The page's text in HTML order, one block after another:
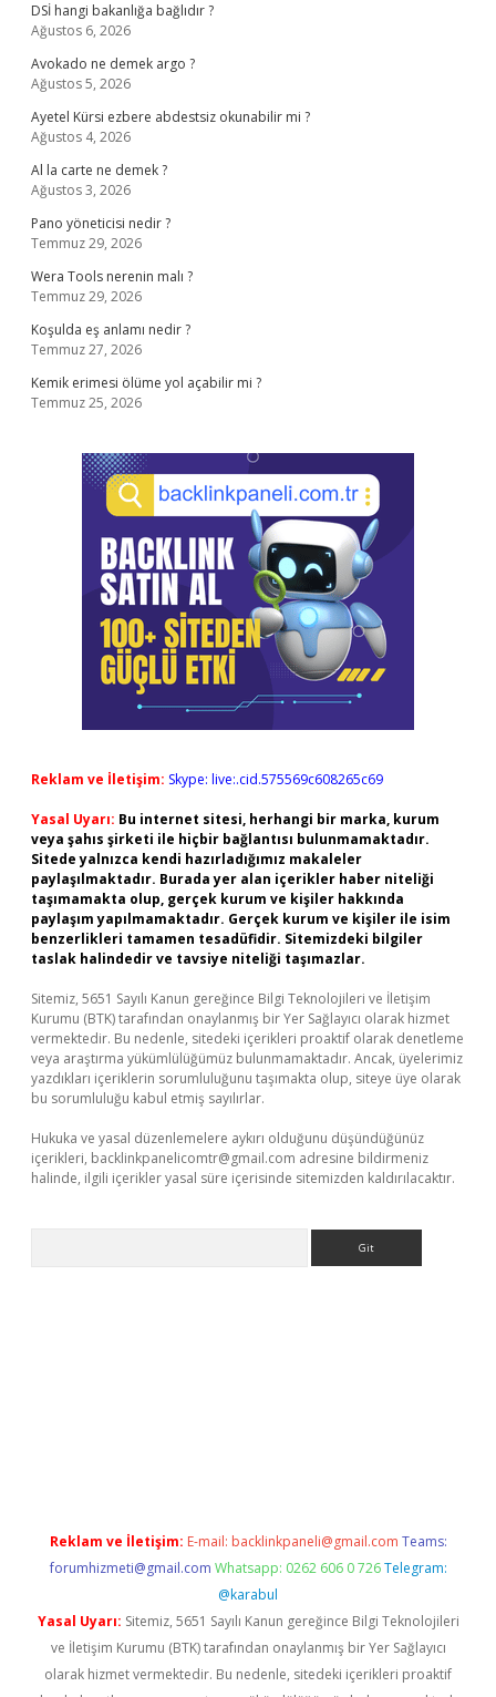
DSİ hangi bakanlığa bağlıdır ?
Ağustos 6, 2026
Avokado ne demek argo ?
Ağustos 5, 2026
Ayetel Kürsi ezbere abdestsiz okunabilir mi ?
Ağustos 4, 2026
Al la carte ne demek ?
Ağustos 3, 2026
Pano yöneticisi nedir ?
Temmuz 29, 2026
Wera Tools nerenin malı ?
Temmuz 29, 2026
Koşulda eş anlamı nedir ?
Temmuz 27, 2026
Kemik erimesi ölüme yol açabilir mi ?
Temmuz 25, 2026
Reklam ve İletişim: Skype: live:.cid.575569c608265c69
Yasal Uyarı: Bu internet sitesi, herhangi bir marka, kurum
veya şahıs şirketi ile hiçbir bağlantısı bulunmamaktadır.
Sitede yalnızca kendi hazırladığımız makaleler
paylaşılmaktadır. Burada yer alan içerikler haber niteliği
taşımamakta olup, gerçek kurum ve kişiler hakkında
paylaşım yapılmamaktadır. Gerçek kurum ve kişiler ile isim
benzerlikleri tamamen tesadüfidir. Sitemizdeki bilgiler
taslak halindedir ve tavsiye niteliği taşımazlar.
Sitemiz, 5651 Sayılı Kanun gereğince Bilgi Teknolojileri ve İletişim
Kurumu (BTK) tarafından onaylanmış bir Yer Sağlayıcı olarak hizmet
vermektedir. Bu nedenle, sitedeki içerikleri proaktif olarak denetleme
veya araştırma yükümlülüğümüz bulunmamaktadır. Ancak, üyelerimiz
yazdıkları içeriklerin sorumluluğunu taşımakta olup, siteye üye olarak
bu sorumluluğu kabul etmiş sayılırlar.
Hukuka ve yasal düzenlemelere aykırı olduğunu düşündüğünüz
içerikleri, backlinkpanelicomtr@gmail.com adresine bildirmeniz
halinde, ilgili içerikler yasal süre içerisinde sitemizden kaldırılacaktır.
Reklam ve İletişim: E-mail: backlinkpaneli@gmail.com Teams:
forumhizmeti@gmail.com Whatsapp: 0262 606 0 726 Telegram:
@karabul
Yasal Uyarı: Sitemiz, 5651 Sayılı Kanun gereğince Bilgi Teknolojileri
ve İletişim Kurumu (BTK) tarafından onaylanmış bir Yer Sağlayıcı
olarak hizmet vermektedir. Bu nedenle, sitedeki içerikleri proaktif